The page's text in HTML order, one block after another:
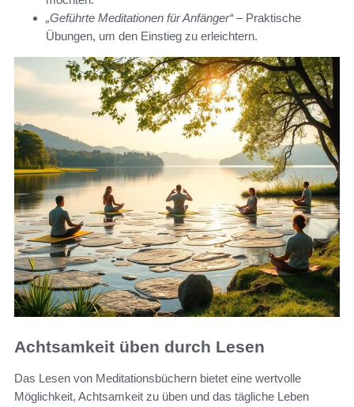
„Geführte Meditationen für Anfänger“– Praktische
Übungen, um den Einstieg zu erleichtern.
Achtsamkeit üben durch Lesen
Das Lesen von Meditationsbüchern bietet eine wertvolle
Möglichkeit, Achtsamkeit zu üben und das tägliche Leben